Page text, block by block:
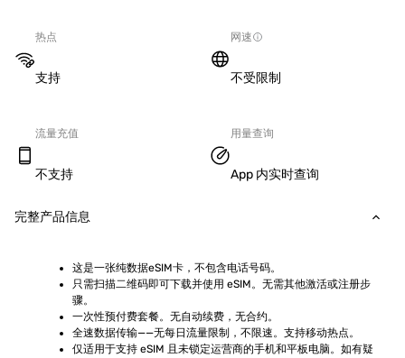
热点
支持
网速
不受限制
流量充值
不支持
用量查询
App 内实时查询
完整产品信息
这是一张纯数据eSIM卡，不包含电话号码。
只需扫描二维码即可下载并使用 eSIM。无需其他激活或注册步
骤。
一次性预付费套餐。无自动续费，无合约。
全速数据传输——无每日流量限制，不限速。支持移动热点。
仅适用于支持 eSIM 且未锁定运营商的手机和平板电脑。如有疑